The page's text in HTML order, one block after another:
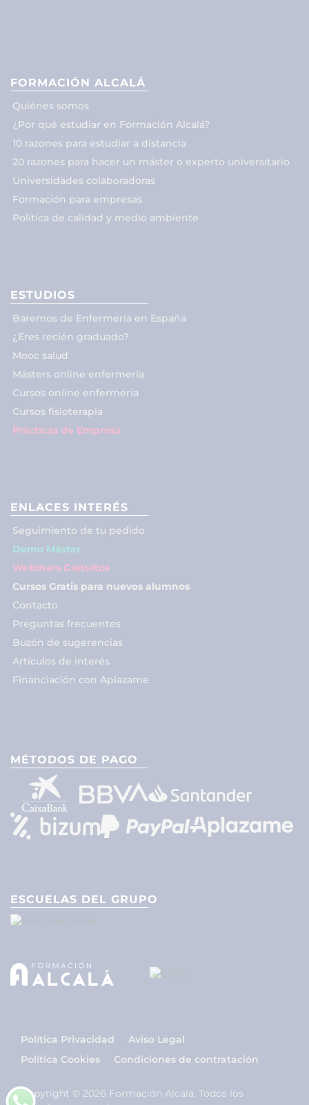
FORMACIÓN ALCALÁ
Quiénes somos
¿Por qué estudiar en Formación Alcalá?
10 razones para estudiar a distancia
20 razones para hacer un máster o experto universitario
Universidades colaboradoras
Formación para empresas
Política de calidad y medio ambiente
ESTUDIOS
Baremos de Enfermería en España
¿Eres recién graduado?
Mooc salud
Másters online enfermería
Cursos online enfermería
Cursos fisioterapia
Prácticas de Empresa
ENLACES INTERÉS
Seguimiento de tu pedido
Demo Máster
Webinars Gratuitos
Cursos Gratis para nuevos alumnos
Contacto
Preguntas frecuentes
Buzón de sugerencias
Artículos de interés
Financiación con Aplazame
MÉTODOS DE PAGO
ESCUELAS DEL GRUPO
Política Privacidad
Aviso Legal
Política Cookies
Condiciones de contratación
Copyright © 2026 Formación Alcalá. Todos los